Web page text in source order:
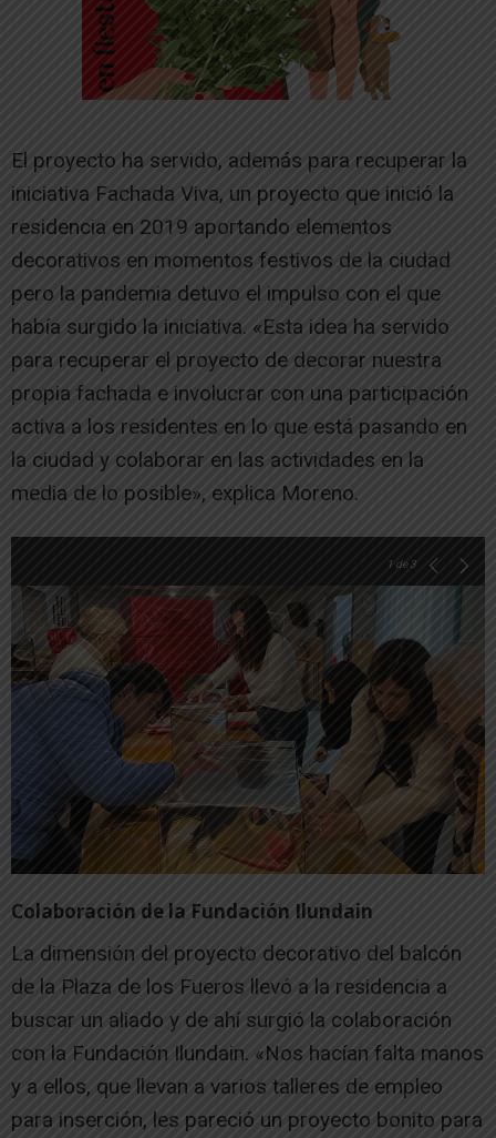
El proyecto ha servido, además para recuperar la
iniciativa Fachada Viva, un proyecto que inició la
residencia en 2019 aportando elementos
decorativos en momentos festivos de la ciudad
pero la pandemia detuvo el impulso con el que
había surgido la iniciativa. «Esta idea ha servido
para recuperar el proyecto de decorar nuestra
propia fachada e involucrar con una participación
activa a los residentes en lo que está pasando en
la ciudad y colaborar en las actividades en la
media de lo posible», explica Moreno.
1 de 3
Colaboración de la Fundación Ilundain
La dimensión del proyecto decorativo del balcón
de la Plaza de los Fueros llevó a la residencia a
buscar un aliado y de ahí surgió la colaboración
con la Fundación Ilundain. «Nos hacían falta manos
y a ellos, que llevan a varios talleres de empleo
para inserción, les pareció un proyecto bonito para